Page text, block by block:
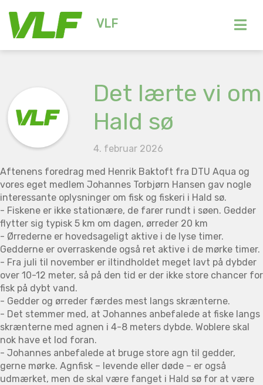
VLF
Det lærte vi om
Hald sø
4. februar 2026
Aftenens foredrag med Henrik Baktoft fra DTU Aqua og
vores eget medlem Johannes Torbjørn Hansen gav nogle
interessante oplysninger om fisk og fiskeri i Hald sø.
- Fiskene er ikke stationære, de farer rundt i søen. Gedder
flytter sig typisk 5 km om dagen, ørreder 20 km
- Ørrederne er hovedsageligt aktive i de lyse timer.
Gedderne er overraskende også ret aktive i de mørke timer.
- Fra juli til november er iltindholdet meget lavt på dybder
over 10-12 meter, så på den tid er der ikke store chancer for
fisk på dybt vand.
- Gedder og ørreder færdes mest langs skrænterne.
- Det stemmer med, at Johannes anbefalede at fiske langs
skrænterne med agnen i 4-8 meters dybde. Woblere skal
nok have et lod foran.
- Johannes anbefalede at bruge store agn til gedder,
gerne mørke. Agnfisk – levende eller døde – er også
udmærket, men de skal være fanget i Hald sø for at være